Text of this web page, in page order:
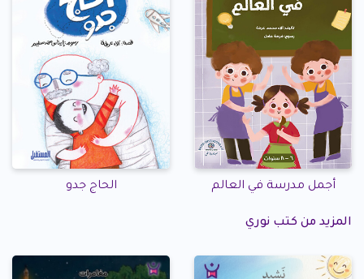
أجمل مدرسة في العالم الحاج جدو
المزيد من كتب نوري